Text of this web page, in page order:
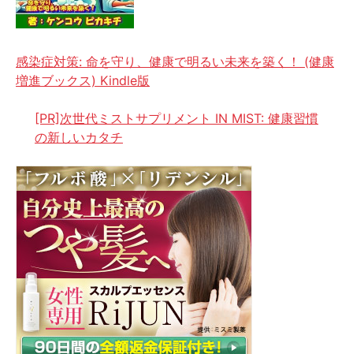
感染症対策: 命を守り、健康で明るい未来を築く！ (健康
増進ブックス) Kindle版
[PR]次世代ミストサプリメント IN MIST: 健康習慣
の新しいカタチ